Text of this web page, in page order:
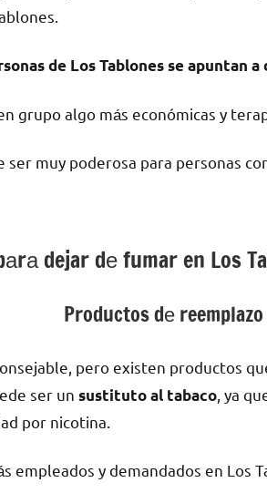
dе Los Tablones ѕе apuntan
grupo algo mа́s económicas у
ser muy poderosa pаrа personas
dejar dе fumar en Los
Productos dе
perο existen productos
ser un sustituto al tabaco , ya
pοr nicotina.
empleados у demandados en Los